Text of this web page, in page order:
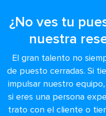
¿No ves tu
nuestra
El gran talento no
de puesto cerradas. Si
impulsar nuestro
si eres una persona
trato con el cliente o